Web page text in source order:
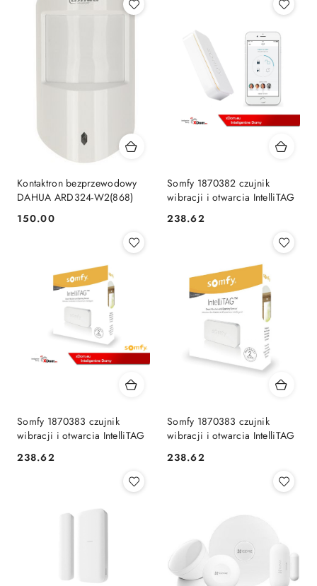
Kontaktron bezprzewodowy
DAHUA ARD324-W2(868)
Cena:
150.00
Somfy 1870382 czujnik
wibracji i otwarcia IntelliTAG
Cena:
238.62
Somfy 1870383 czujnik
wibracji i otwarcia IntelliTAG
Cena:
238.62
Somfy 1870383 czujnik
wibracji i otwarcia IntelliTAG
Cena:
238.62